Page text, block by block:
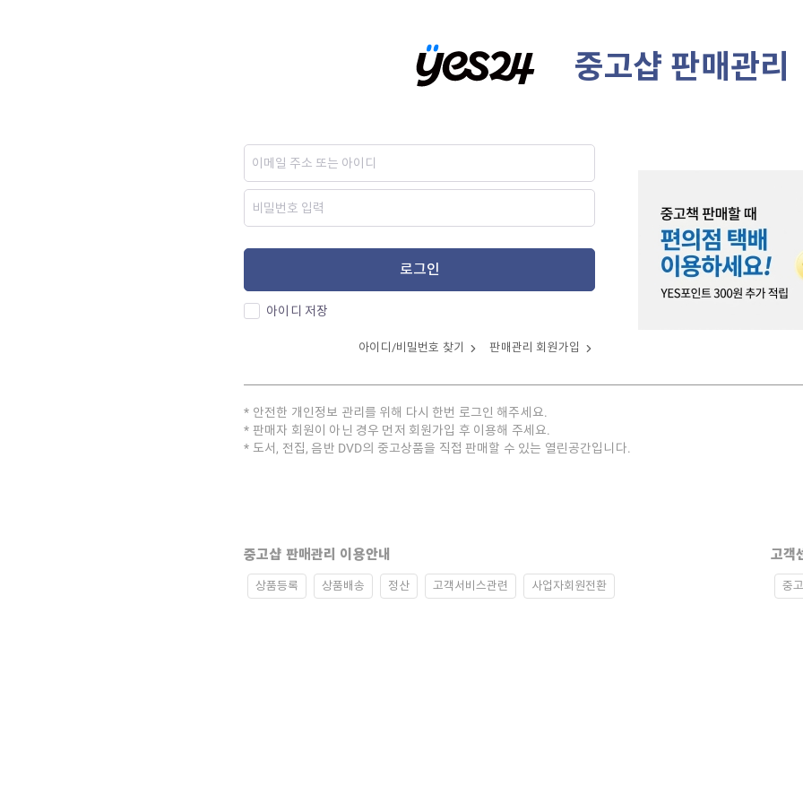
중고샵 판매관리
로그인
아이디 저장
아이디/비밀번호 찾기 판매관리 회원가입
안전한 개인정보 관리를 위해 다시 한번 로그인 해주세요.
판매자 회원이 아닌 경우 먼저 회원가입 후 이용해 주세요.
도서, 전집, 음반 DVD의 중고상품을 직접 판매할 수 있는 열린공간입니다.
중고샵 판매관리 이용안내
상품등록 상품배송 정산 고객서비스관련 사업자회원전환
고객
중